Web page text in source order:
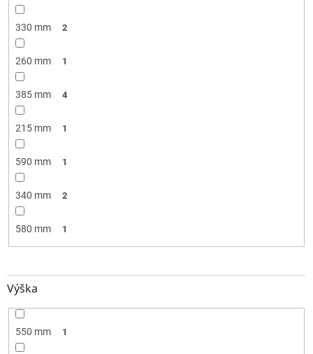
330 mm 2
260 mm 1
385 mm 4
215 mm 1
590 mm 1
340 mm 2
580 mm 1
Výška
550 mm 1